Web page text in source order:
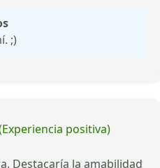
;)
positiva)
Destacaría la amabilidad